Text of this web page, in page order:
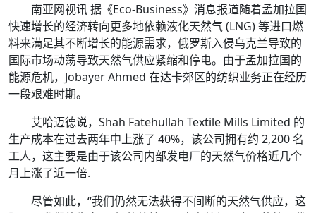
南亚网视讯 据《Eco-Business》消息报道随着孟加拉国
快速增长的经济转向更多地依赖液化天然气 (LNG) 等进口燃
料来满足其不断增长的能源需求，俄罗斯入侵乌克兰导致的
国际市场动荡导致天然气供应紧缩和停电。 由于孟加拉国的
能源危机，Jobayer Ahmed 在达卡郊区的纺织业务正在经历
一段艰难时期。
艾哈迈德说，Shah Fatehullah Textile Mills Limited 的
生产成本在过去两年中上涨了 40%，该公司拥有约 2,200 名
工人，这主要是由于该公司内部发电厂的天然气价格近几个
月上涨了近一倍.
尽管如此，“我们仍然无法获得不间断的天然气供应，这